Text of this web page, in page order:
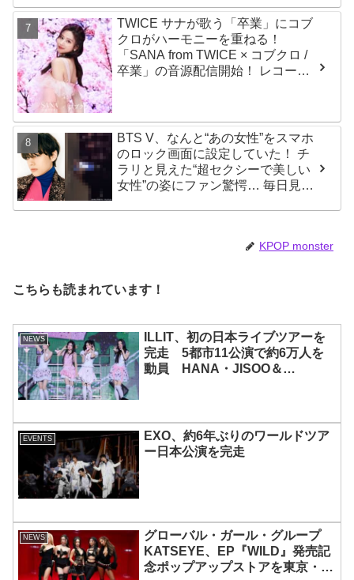
趣味が明らかに
TWICE サナが歌う「卒業」にコブ
クロがハーモニーを重ねる！
「SANA from TWICE × コブクロ /
卒業」の音源配信開始！ レコーデ
BTS V、なんと“あの女性”をスマホ
のロック画面に設定していた！ チ
ラリと見えた“超セクシーで美しい
女性”の姿にファン驚愕… 毎日見る
KPOP monster
こちらも読まれています！
NEWS
ILLIT、初の日本ライブツアーを
完走 5都市11公演で約6万人を
動員 HANA・JISOO＆
EVENTS
EXO、約6年ぶりのワールドツア
ー日本公演を完走
NEWS
グローバル・ガール・グループ
KATSEYE、EP『WILD』発売記
念ポップアップストアを東京・原